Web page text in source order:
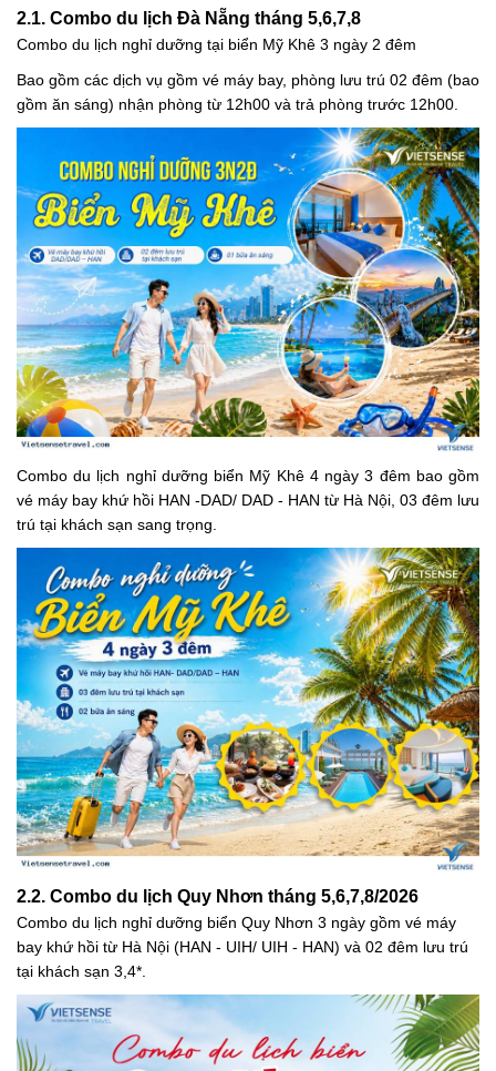
2.1. Combo du lịch Đà Nẵng tháng 5,6,7,8
Combo du lịch nghỉ dưỡng tại biển Mỹ Khê 3 ngày 2 đêm
Bao gồm các dịch vụ gồm vé máy bay, phòng lưu trú 02 đêm (bao
gồm ăn sáng) nhận phòng từ 12h00 và trả phòng trước 12h00.
Combo du lịch nghỉ dưỡng biển Mỹ Khê 4 ngày 3 đêm bao gồm
vé máy bay khứ hồi HAN -DAD/ DAD - HAN từ Hà Nội, 03 đêm lưu
trú tại khách sạn sang trọng.
2.2. Combo du lịch Quy Nhơn tháng 5,6,7,8/2026
Combo du lịch nghỉ dưỡng biển Quy Nhơn 3 ngày gồm vé máy
bay khứ hồi từ Hà Nội (HAN - UIH/ UIH - HAN) và 02 đêm lưu trú
tại khách sạn 3,4*.